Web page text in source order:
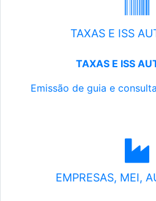
TAXAS E ISS
TAXAS E ISS
Emissão de guia e
EMPRESAS, MEI,